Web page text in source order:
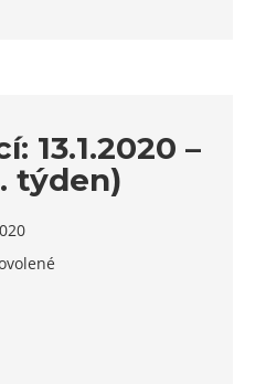
13.1.2020 –
týden)